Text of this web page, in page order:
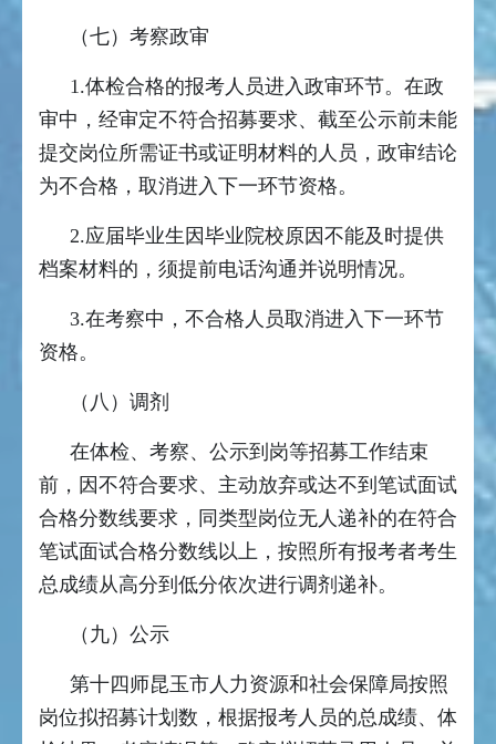
（七）考察政审
1.体检合格的报考人员进入政审环节。在政
审中，经审定不符合招募要求、截至公示前未能
提交岗位所需证书或证明材料的人员，政审结论
为不合格，取消进入下一环节资格。
2.应届毕业生因毕业院校原因不能及时提供
档案材料的，须提前电话沟通并说明情况。
3.在考察中，不合格人员取消进入下一环节
资格。
（八）调剂
在体检、考察、公示到岗等招募工作结束
前，因不符合要求、主动放弃或达不到笔试面试
合格分数线要求，同类型岗位无人递补的在符合
笔试面试合格分数线以上，按照所有报考者考生
总成绩从高分到低分依次进行调剂递补。
（九）公示
第十四师昆玉市人力资源和社会保障局按照
岗位拟招募计划数，根据报考人员的总成绩、体